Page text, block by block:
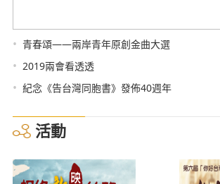
• 青春頌——兩岸青年原創金曲大選
• 2019兩會看透透
• 紀念《告台灣同胞書》發佈40週年
活動